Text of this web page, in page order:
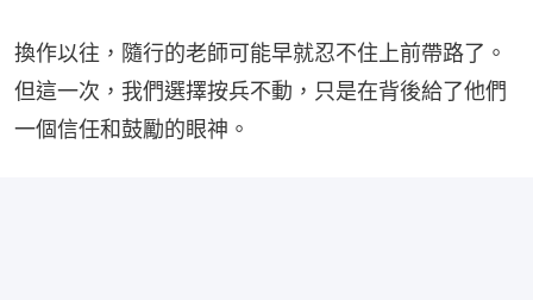
換作以往，隨行的老師可能早就忍不住上前帶路了。
但這一次，我們選擇按兵不動，只是在背後給了他們
一個信任和鼓勵的眼神。